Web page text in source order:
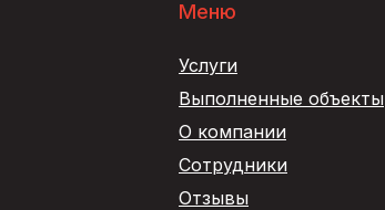
Меню
Услуги
Выполненные объекты
О компании
Сотрудники
Отзывы